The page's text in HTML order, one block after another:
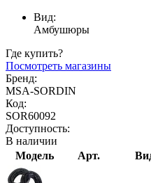
Вид:
Амбушюры
Где купить?
Посмотреть магазины
Бренд:
MSA-SORDIN
Код:
SOR60092
Доступность:
В наличии
Модель
Арт.